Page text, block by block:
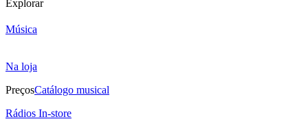
Explorar
Música
Na loja
PreçosCatálogo musical
Rádios In-store